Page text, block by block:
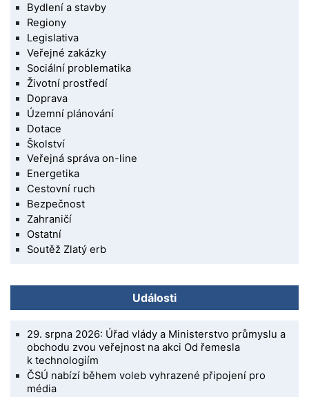
Bydlení a stavby
Regiony
Legislativa
Veřejné zakázky
Sociální problematika
Životní prostředí
Doprava
Územní plánování
Dotace
Školství
Veřejná správa on-line
Energetika
Cestovní ruch
Bezpečnost
Zahraničí
Ostatní
Soutěž Zlatý erb
Události
29. srpna 2026: Úřad vlády a Ministerstvo průmyslu a
obchodu zvou veřejnost na akci Od řemesla
k technologiím
ČSÚ nabízí během voleb vyhrazené připojení pro
média